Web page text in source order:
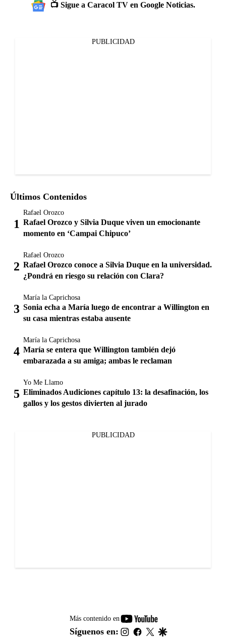
📺 Sigue a Caracol TV en Google Noticias.
PUBLICIDAD
Últimos Contenidos
Rafael Orozco
Rafael Orozco y Silvia Duque viven un emocionante
momento en ‘Campai Chipuco’
Rafael Orozco
Rafael Orozco conoce a Silvia Duque en la universidad.
¿Pondrá en riesgo su relación con Clara?
María la Caprichosa
Sonia echa a María luego de encontrar a Willington en
su casa mientras estaba ausente
María la Caprichosa
María se entera que Willington también dejó
embarazada a su amiga; ambas le reclaman
Yo Me Llamo
Eliminados Audiciones capítulo 13: la desafinación, los
gallos y los gestos divierten al jurado
PUBLICIDAD
Más contenido en
youtube-
footer
Síguenos en: instagram
facebook
twitter